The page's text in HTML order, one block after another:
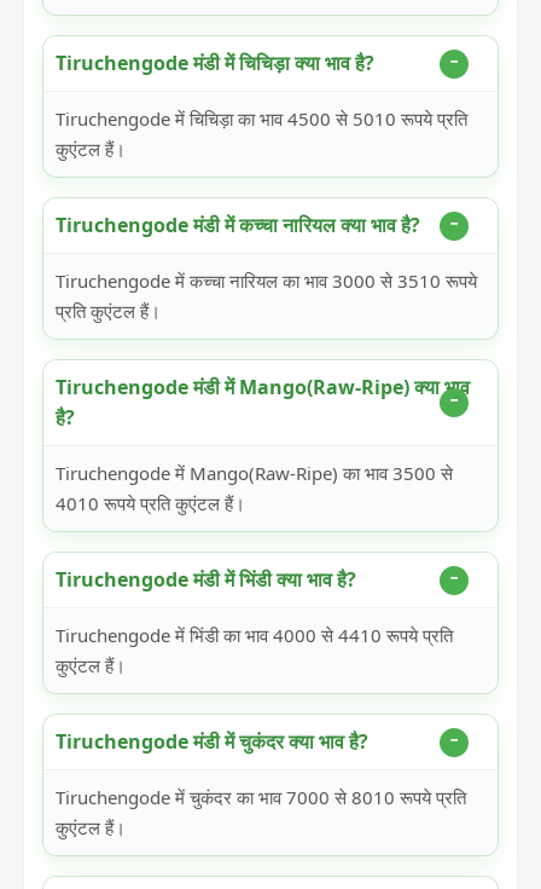
Tiruchengode मंडी में चिचिड़ा क्या भाव है?
Tiruchengode में चिचिड़ा का भाव 4500 से 5010 रूपये प्रति
कुएंटल हैं।
Tiruchengode मंडी में कच्चा नारियल क्या भाव है?
Tiruchengode में कच्चा नारियल का भाव 3000 से 3510 रूपये
प्रति कुएंटल हैं।
Tiruchengode मंडी में Mango(Raw-Ripe) क्या भाव
है?
Tiruchengode में Mango(Raw-Ripe) का भाव 3500 से
4010 रूपये प्रति कुएंटल हैं।
Tiruchengode मंडी में भिंडी क्या भाव है?
Tiruchengode में भिंडी का भाव 4000 से 4410 रूपये प्रति
कुएंटल हैं।
Tiruchengode मंडी में चुकंदर क्या भाव है?
Tiruchengode में चुकंदर का भाव 7000 से 8010 रूपये प्रति
कुएंटल हैं।